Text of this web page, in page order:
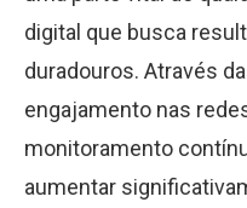
digital que busca
duradouros. Através
engajamento nas
monitoramento
aumentar